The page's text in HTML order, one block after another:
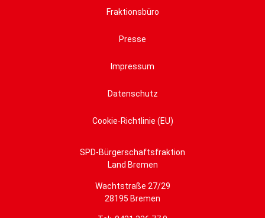
Fraktionsbüro
Presse
Impressum
Datenschutz
Cookie-Richtlinie (EU)
SPD-Bürgerschaftsfraktion
Land Bremen
Wachtstraße 27/29
28195 Bremen